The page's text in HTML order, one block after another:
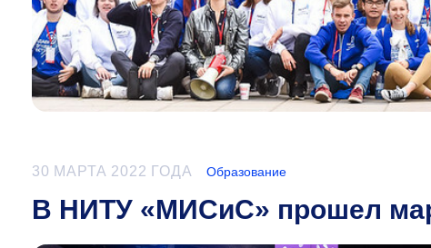
30 МАРТА 2022 ГОДА Образование
В НИТУ «МИСиС» прошел